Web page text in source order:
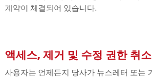
계약이 체결되어 있습니다.
액세스, 제거 및 수정 권한 취소
사용자는 언제든지 당사가 뉴스레터 또는